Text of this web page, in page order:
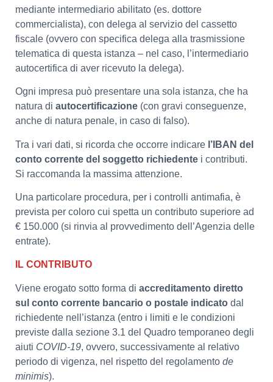
mediante intermediario abilitato (es. dottore
commercialista), con delega al servizio del cassetto
fiscale (ovvero con specifica delega alla trasmissione
telematica di questa istanza – nel caso, l’intermediario
autocertifica di aver ricevuto la delega).
Ogni impresa può presentare una sola istanza, che ha
natura di autocertificazione (con gravi conseguenze,
anche di natura penale, in caso di falso).
Tra i vari dati, si ricorda che occorre indicare l’IBAN del
conto corrente del soggetto richiedente i contributi.
Si raccomanda la massima attenzione.
Una particolare procedura, per i controlli antimafia, è
prevista per coloro cui spetta un contributo superiore ad
€ 150.000 (si rinvia al provvedimento dell’Agenzia delle
entrate).
IL CONTRIBUTO
Viene erogato sotto forma di accreditamento diretto
sul conto corrente bancario o postale indicato dal
richiedente nell’istanza (entro i limiti e le condizioni
previste dalla sezione 3.1 del Quadro temporaneo degli
aiuti COVID-19, ovvero, successivamente al relativo
periodo di vigenza, nel rispetto del regolamento de
minimis).